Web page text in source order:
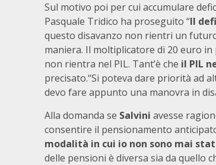
Sul motivo poi per cui accumulare
Pasquale Tridico ha proseguito “Il
questo disavanzo non rientri un
maniera. Il moltiplicatore di 20 euro
non rientra nel PIL. Tant’è che il PIL
precisato.“Si poteva dare priorità ad
devo fare appunto una manovra in
Alla domanda se Salvini avesse
consentire il pensionamento
modalità in cui io non sono mai
delle pensioni è diversa sia da quello